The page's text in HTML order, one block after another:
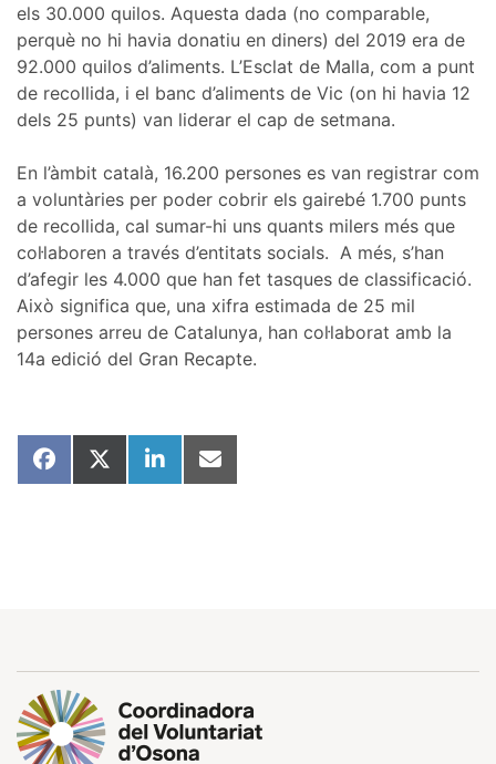
els 30.000 quilos. Aquesta dada (no comparable,
perquè no hi havia donatiu en diners) del 2019 era de
92.000 quilos d’aliments. L’Esclat de Malla, com a punt
de recollida, i el banc d’aliments de Vic (on hi havia 12
dels 25 punts) van liderar el cap de setmana.
En l’àmbit català, 16.200 persones es van registrar com
a voluntàries per poder cobrir els gairebé 1.700 punts
de recollida, cal sumar-hi uns quants milers més que
col·laboren a través d’entitats socials. A més, s’han
d’afegir les 4.000 que han fet tasques de classificació.
Això significa que, una xifra estimada de 25 mil
persones arreu de Catalunya, han col·laborat amb la
14a edició del Gran Recapte.
Share
on
Share
on
Share
on
Share
on